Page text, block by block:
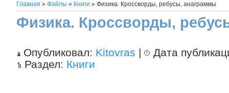
Главная » Файлы » Книги » Физика. Кроссворды, ребусы, анаграммы
Физика. Кроссворды,
Опубликовал: Kitovras |
Дата
Раздел: Книги